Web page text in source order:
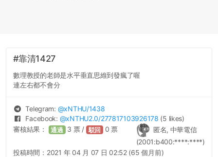
#靠清1427
數理教授的老師是水平垂直思維到發瘋了喔
連左右都不會分
Telegram: @xNTHU/1438
Facebook: @xNTHU2.0/277817103926178 (5 likes)
匿名, 中華電信
(2001:b400:****:****)
審核結果： 通過 3 票 / 駁回 0 票
投稿時間： 2021 年 04 月 07 日 02:52 (65 個月前)